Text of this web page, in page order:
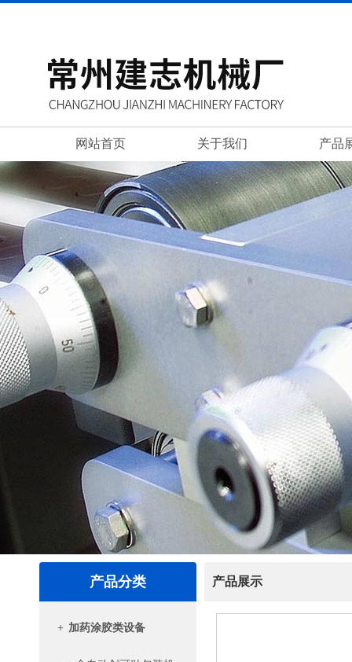
网站首页 关于我们 产品
产品分类
+ 加药涂胶类设备
产品展示